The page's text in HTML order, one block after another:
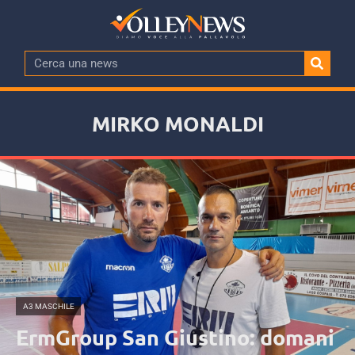
MIRKO MONALDI
A3 MASCHILE
ErmGroup San Giustino: domani